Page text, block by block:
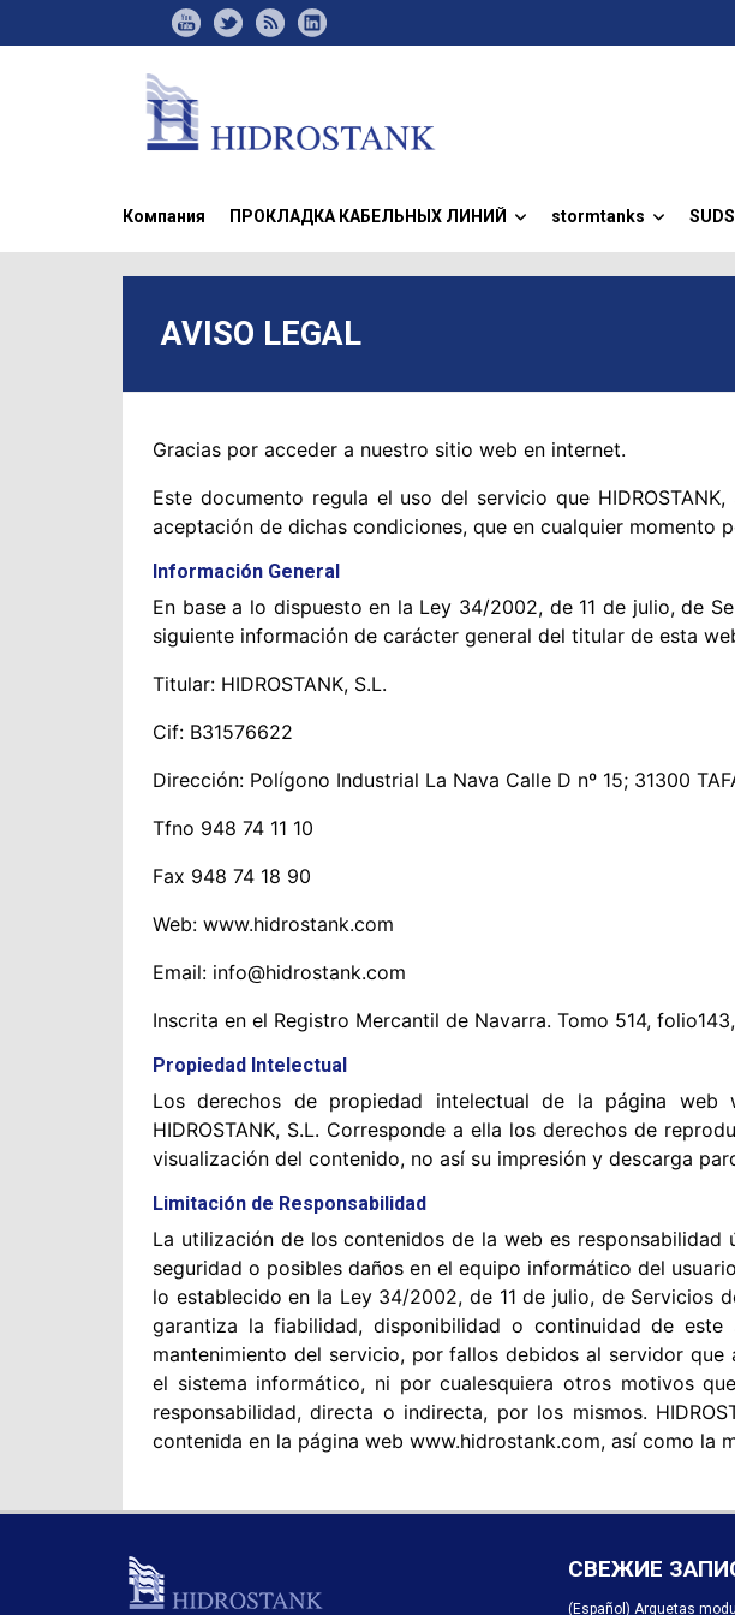
Компания ПРОКЛАДКА КАБЕЛЬНЫХ ЛИНИЙ stormtanks SUDS
AVISO LEGAL
Gracias por acceder a nuestro sitio web en internet.
Este documento regula el uso del servicio que
aceptación de dichas condiciones, que en cualquier momento
Información General
En base a lo dispuesto en la Ley 34/2002, de 11 de julio, de
siguiente información de carácter general del titular de esta
Titular: HIDROSTANK, S.L.
Cif: B31576622
Dirección: Polígono Industrial La Nava Calle D nº 15; 31300
Tfno 948 74 11 10
Fax 948 74 18 90
Web: www.hidrostank.com
Email: info@hidrostank.com
Inscrita en el Registro Mercantil de Navarra. Tomo 514,
Propiedad Intelectual
Los derechos de propiedad intelectual de la página web
HIDROSTANK, S.L. Corresponde a ella los derechos de
visualización del contenido, no así su impresión y descarga
Limitación de Responsabilidad
La utilización de los contenidos de la web es
seguridad o posibles daños en el equipo informático del
lo establecido en la Ley 34/2002, de 11 de julio, de Servicios
garantiza la fiabilidad, disponibilidad o continuidad de
mantenimiento del servicio, por fallos debidos al servidor
el sistema informático, ni por cualesquiera otros motivos
responsabilidad, directa o indirecta, por los mismos.
contenida en la página web www.hidrostank.com, así como la
СВЕЖИЕ
(Español) Arquetas